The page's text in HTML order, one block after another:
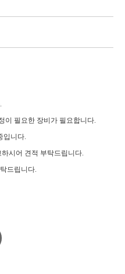
이 필요한 장비가 필요합니다.
입니다.
시어 견적 부탁드립니다.
드립니다.